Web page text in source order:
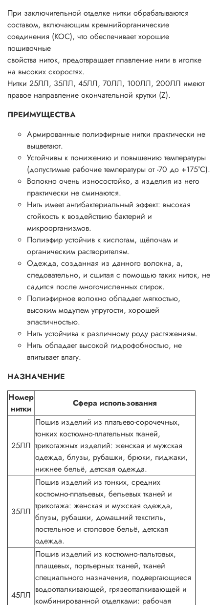
При заключительной отделке нитки обрабатываются
составом, включающим кремнийорганические
соединения (КОС), что обеспечивает хорошие
пошивочные
свойства ниток, предотвращает плавление нити в иголке
на высоких скоростях.
Нитки 25ЛЛ, 35ЛЛ, 45ЛЛ, 70ЛЛ, 100ЛЛ, 200ЛЛ имеют
правое направление окончательной крутки (Z).
ПРЕИМУЩЕСТВА
Армированные полиэфирные нитки практически не
выцветают.
Устойчивы к понижению и повышению температуры
(допустимые рабочие температуры от -70 до +175°С).
Волокно очень износостойко, а изделия из него
практически не сминаются.
Нить имеет антибактериальный эффект: высокая
стойкость к воздействию бактерий и
микроорганизмов.
Полиэфир устойчив к кислотам, щёлочам и
органическим растворителям.
Одежда, созданная из данного волокна, а,
следовательно, и сшитая с помощью таких ниток, не
садится после многочисленных стирок.
Полиэфирное волокно обладает мягкостью,
высоким модулем упругости, хорошей
эластичностью.
Нить устойчива к различному роду растяжениям.
Нить обладает высокой гидрофобностью, не
впитывает влагу.
НАЗНАЧЕНИЕ
Номер
нитки
Сфера использования
25ЛЛ
Пошив изделий из платьево-сорочечных,
тонких костюмно-плательных тканей,
трикотажных изделий: женская и мужская
одежда, блузы, рубашки, брюки, пиджаки,
нижнее бельё, детская одежда.
35ЛЛ
Пошив изделий из тонких, средних
костюмно-платьевых, бельевых тканей и
трикотажа: женская и мужская одежда,
блузы, рубашки, домашний текстиль,
постельное и столовое бельё, детская
одежда.
45ЛЛ
Пошив изделий из костюмно-пальтовых,
плащевых, портьерных тканей, тканей
специального назначения, подвергающиеся
водоотталкивающей, грязеотталкивающей и
комбинированной отделками: рабочая